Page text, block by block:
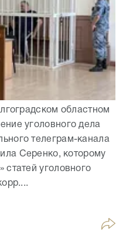
областном
уголовного дела
телеграм-канала
Серенко, которому
статей уголовного